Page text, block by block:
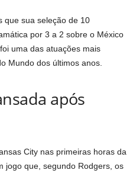
que sua seleção de 10
por 3 a 2 sobre o México
uma das atuações mais
Mundo dos últimos anos.
após
City nas primeiras horas da
jogo que, segundo Rodgers, os